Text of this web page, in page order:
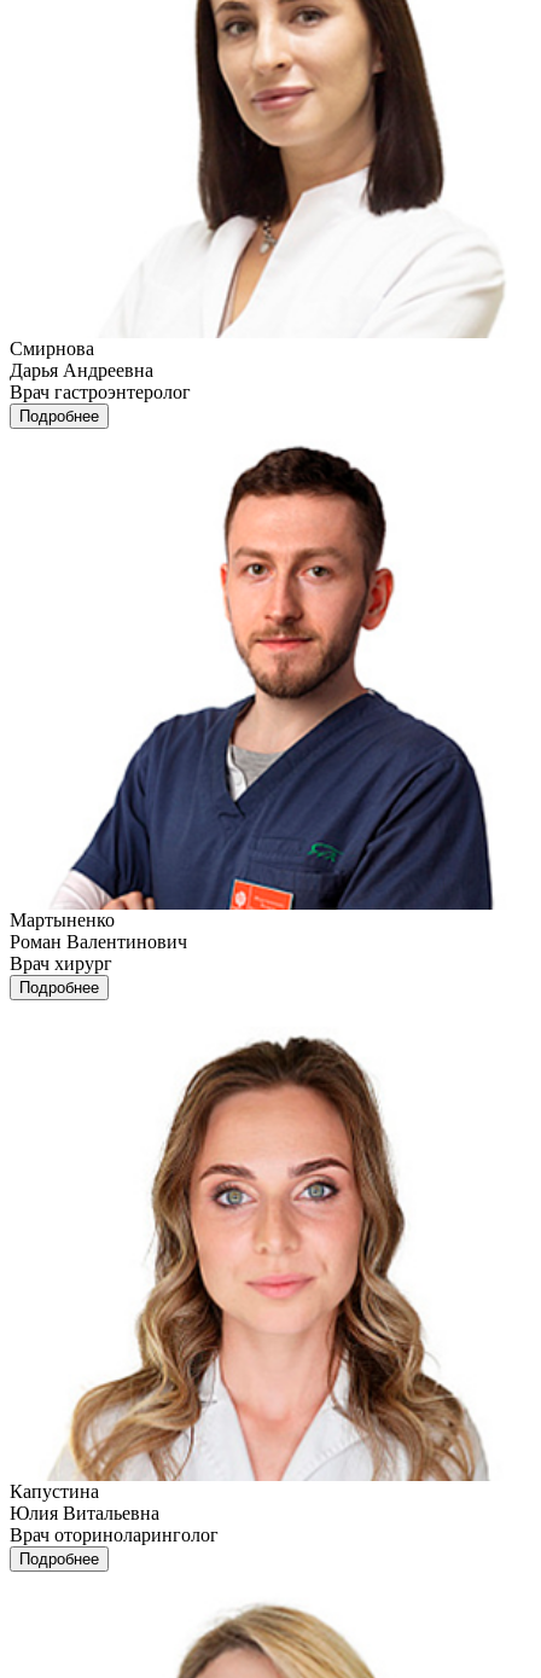
Смирнова
Дарья Андреевна
Врач гастроэнтеролог
Подробнее
Мартыненко
Роман Валентинович
Врач хирург
Подробнее
Капустина
Юлия Витальевна
Врач оториноларинголог
Подробнее